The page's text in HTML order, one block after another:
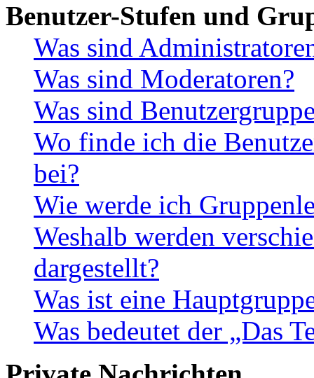
Benutzer-Stufen und
Was sind
Was sind Moderatoren?
Was sind
Wo finde ich die
bei?
Wie werde ich
Weshalb werden
dargestellt?
Was ist eine
Was bedeutet der „Das